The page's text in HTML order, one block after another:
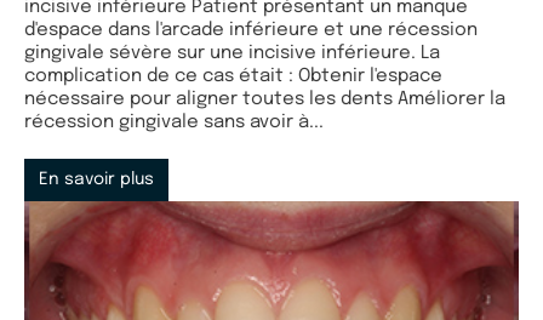
incisive inférieure Patient présentant un manque
d'espace dans l'arcade inférieure et une récession
gingivale sévère sur une incisive inférieure. La
complication de ce cas était : Obtenir l'espace
nécessaire pour aligner toutes les dents Améliorer la
récession gingivale sans avoir à...
En savoir plus